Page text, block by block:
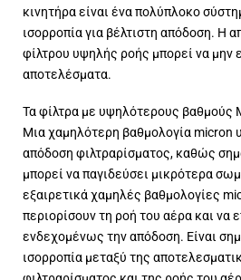
κινητήρα είναι ένα πολύπλοκο
ισορροπία για βέλτιστη απόδοση. Η
φίλτρου υψηλής ροής μπορεί να μην
αποτελέσματα.
Τα φίλτρα με υψηλότερους βαθμούς
Μια χαμηλότερη βαθμολογία micron
απόδοση φιλτραρίσματος, καθώς
μπορεί να παγιδεύσει μικρότερα
εξαιρετικά χαμηλές βαθμολογίες
περιορίσουν τη ροή του αέρα και να
ενδεχομένως την απόδοση. Είναι
ισορροπία μεταξύ της